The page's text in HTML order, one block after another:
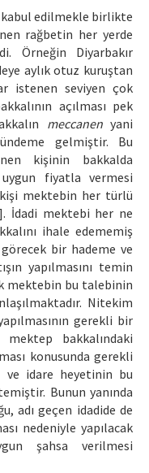
kabul edilmekle birlikte
rağbetin her yerde
Örneğin Diyarbakır
aylık otuz kuruştan
istenen seviyen çok
açılması pek
meccanenyani
gelmiştir. Bu
kişinin bakkalda
fiyatla vermesi
kişi mektebin her türlü
İdadi mektebi her ne
ihale edememiş
bir hademe ve
yapılmasını temin
mektebin bu talebinin
Nitekim
gerekli bir
bakkalındaki
konusunda gerekli
ve idare heyetinin bu
Bunun yanında
adı geçen idadide de
nedeniyle yapılacak
şahsa verilmesi